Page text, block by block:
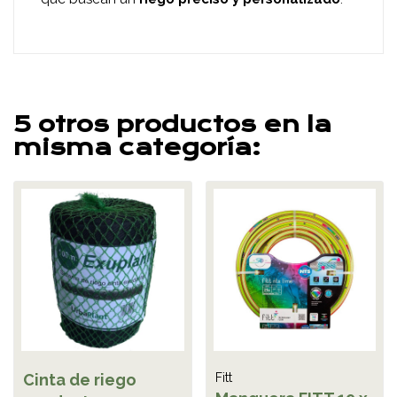
5 otros productos en la
misma categoría:
Cinta de riego
Fitt